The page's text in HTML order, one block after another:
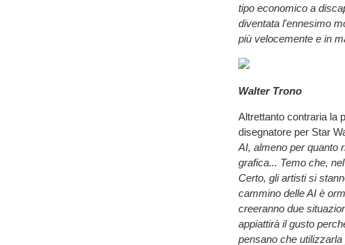
tipo economico a
diventata l'ennesimo
più velocemente e in
Walter Trono
Altrettanto contraria la
disegnatore per Star
AI, almeno per quanto
grafica... Temo che,
Certo, gli artisti si
cammino delle AI è
creeranno due
appiattirà il gusto
pensano che